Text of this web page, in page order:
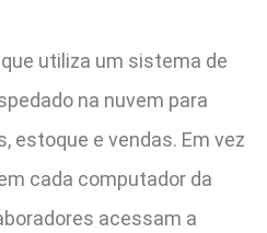
utiliza um sistema de
na nuvem para
estoque e vendas. Em vez
cada computador da
acessam a